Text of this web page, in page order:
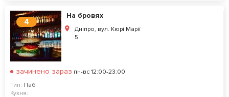
4
На бровях
Дніпро, вул. Кюрі Марії
5
зачинено зараз пн-вс 12:00-23:00
Тип: Паб
Кухня: